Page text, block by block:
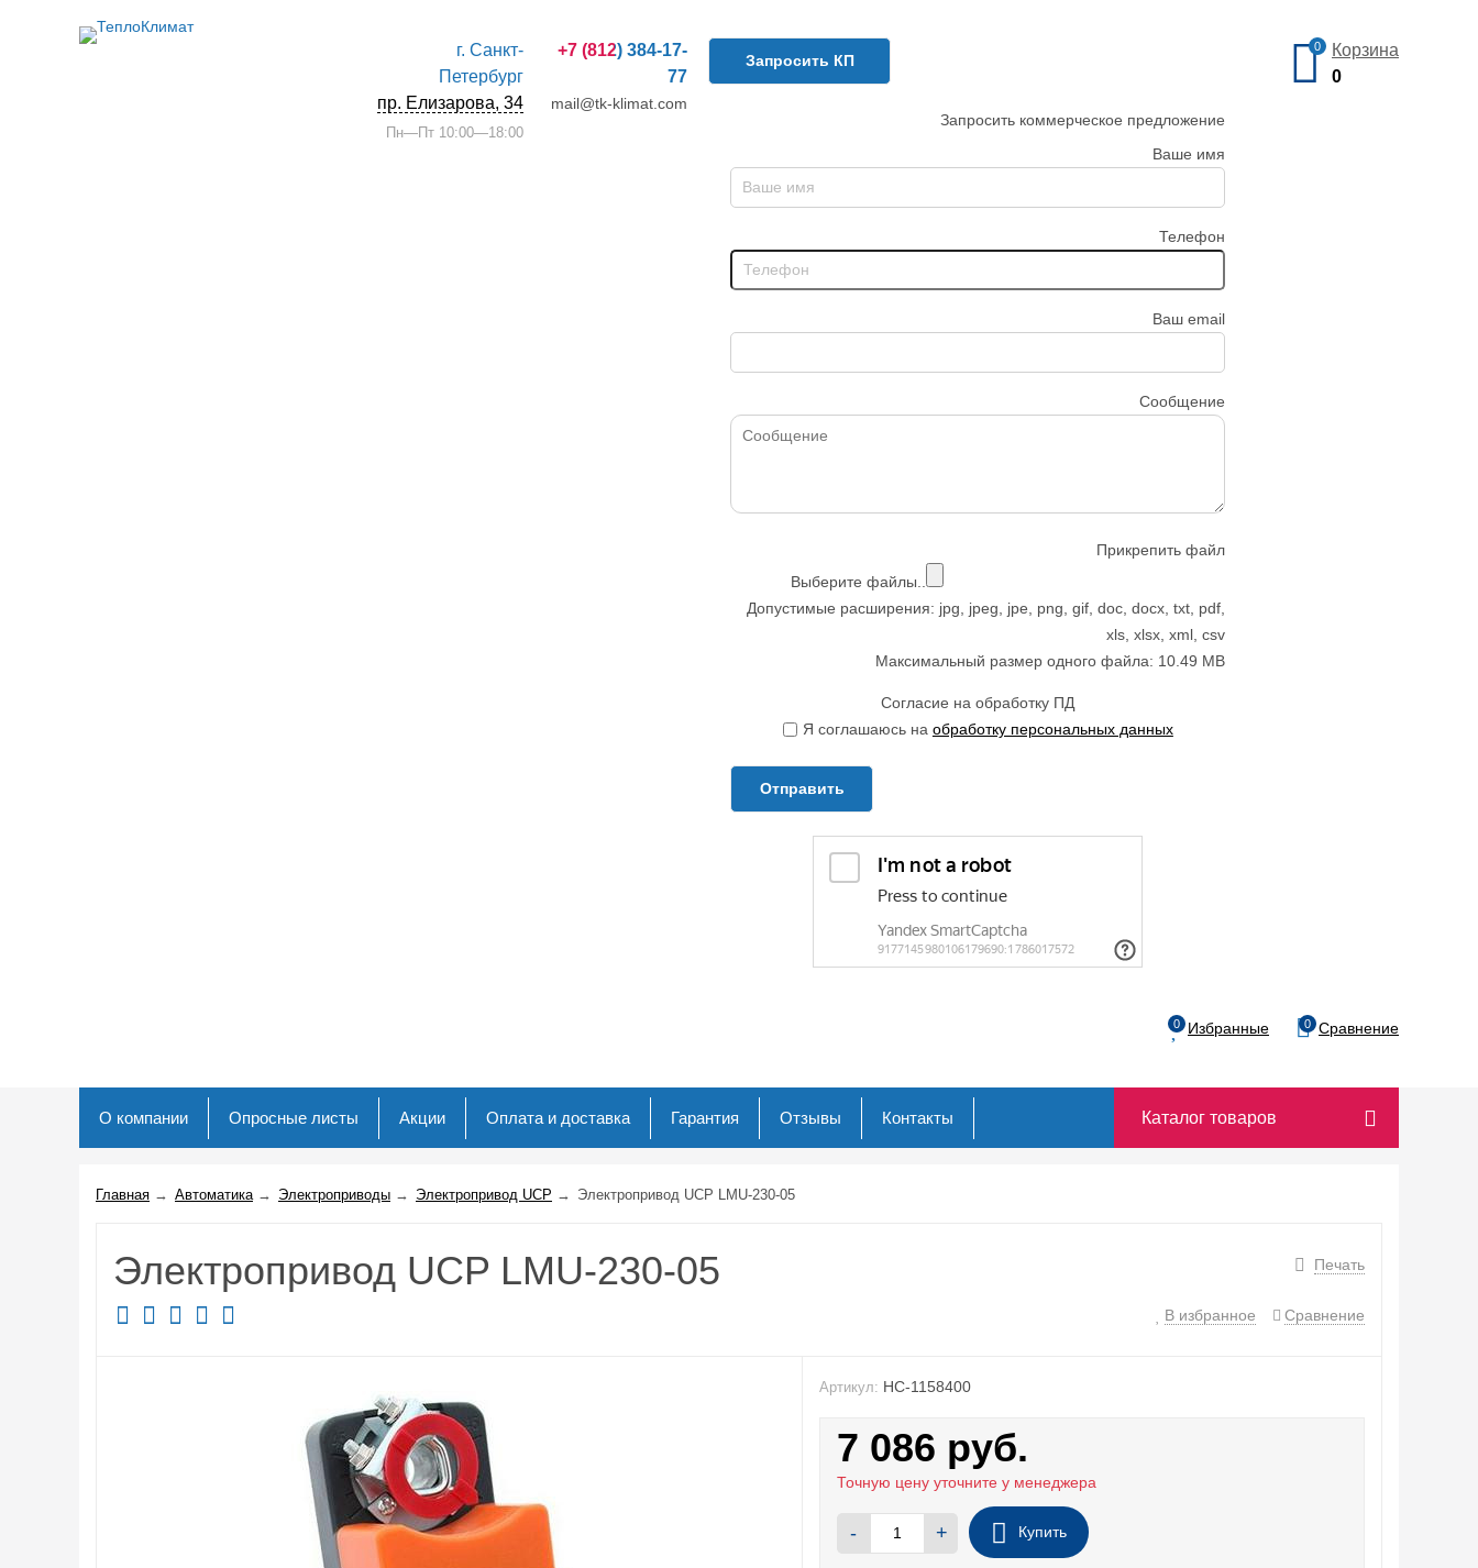
г. Санкт-
Петербург
пр. Елизарова, 34
Пн—Пт 10:00—18:00
+7 (812) 384-17-
77
mail@tk-klimat.com
Запросить КП
Запросить коммерческое предложение
Ваше имя
Телефон
Ваш email
Сообщение
Прикрепить файл
Выберите файлы..
Допустимые расширения: jpg, jpeg, jpe, png, gif, doc, docx, txt, pdf,
xls, xlsx, xml, csv
Максимальный размер одного файла: 10.49 MB
Согласие на обработку ПД
Я соглашаюсь на обработку персональных данных
Отправить
0
Корзина
0
0 Избранные 0 Сравнение
О компании Опросные листы Акции Оплата и доставка Гарантия Отзывы Контакты Каталог товаров
Главная → Автоматика→ Электроприводы → Электропривод UCP → Электропривод UCP LMU-230-05
Печать
Электропривод UCP LMU-230-05
В избранное Сравнение
Артикул: НС-1158400
7 086 руб.
Точную цену уточните у менеджера
- + Купить